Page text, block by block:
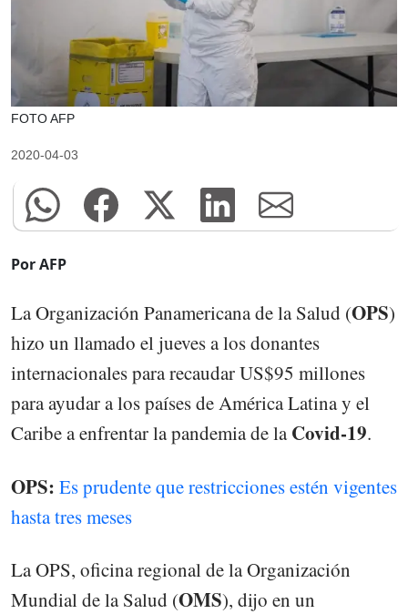
FOTO AFP
2020-04-03
Por AFP
La Organización Panamericana de la Salud (OPS)
hizo un llamado el jueves a los donantes
internacionales para recaudar US$95 millones
para ayudar a los países de América Latina y el
Caribe a enfrentar la pandemia de laCovid-19.
OPS: Es prudente que restricciones estén vigentes
hasta tres meses
La OPS, oficina regional de la Organización
Mundial de la Salud (OMS), dijo en un